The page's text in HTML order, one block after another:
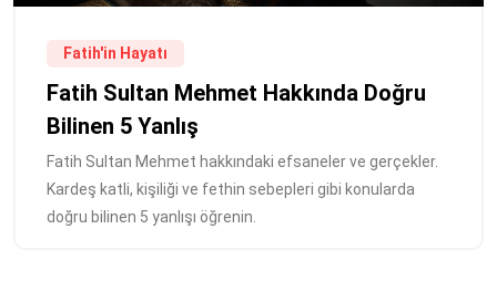
Fatih'in Hayatı
Fatih Sultan Mehmet Hakkında Doğru
Bilinen 5 Yanlış
Fatih Sultan Mehmet hakkındaki efsaneler ve gerçekler.
Kardeş katli, kişiliği ve fethin sebepleri gibi konularda
doğru bilinen 5 yanlışı öğrenin.